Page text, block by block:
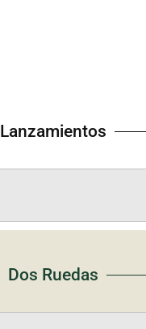
Lanzamientos
Dos Ruedas